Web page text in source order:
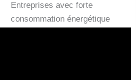
Entreprises avec forte
consommation énergétique